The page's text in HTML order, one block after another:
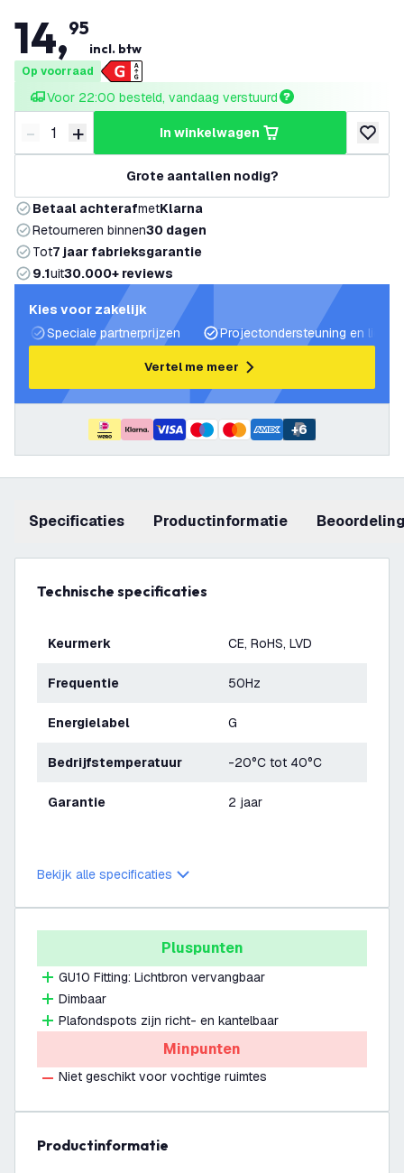
14,95
incl. btw
Op voorraad
Voor 22:00 besteld, vandaag verstuurd
Verminder hoeveelheid
- Verhoog hoeveelheid
+ in winkelwagen
Grote aantallen nodig?
Betaal achterafmetKlarna
Retourneren binnen30 dagen
Tot7 jaar fabrieksgarantie
9.1uit30.000+ reviews
Kies voor zakelijk
Speciale partnerprijzen
Projectondersteuning en
Vertel me meer
+6
Specificaties productinformatie
Technische specificaties
Keurmerk CE, RoHS, LVD
Frequentie 50Hz
Energielabel G
Bedrijfstemperatuur -20°C tot 40°C
Garantie 2 jaar
Bekijk alle specificaties
Pluspunten
GU10 Fitting: Lichtbron vervangbaar
Dimbaar
Plafondspots zijn richt- en kantelbaar
Minpunten
Niet geschikt voor vochtige ruimtes
productinformatie